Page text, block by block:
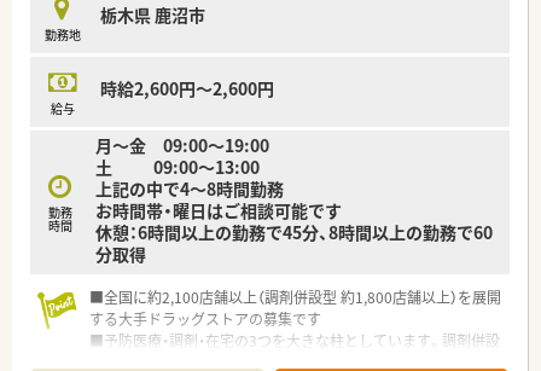
時短勤務ができるよう変更予定です。
たくさんあります！
勤務地
栃木県 鹿沼市
給与
時給2,600円～2,600円
勤務
時間
月～金 09:00〜19:00
土 09:00〜13:00
上記の中で4～8時間勤務
お時間帯・曜日はご相談可能です
休憩：6時間以上の勤務で45分、8時間以上の勤務で60
分取得
■全国に約2,100店舗以上（調剤併設型 約1,800店舗以上）を展開
する大手ドラッグストアの募集です
■予防医療・調剤・在宅の3つを大きな柱としています。調剤併設